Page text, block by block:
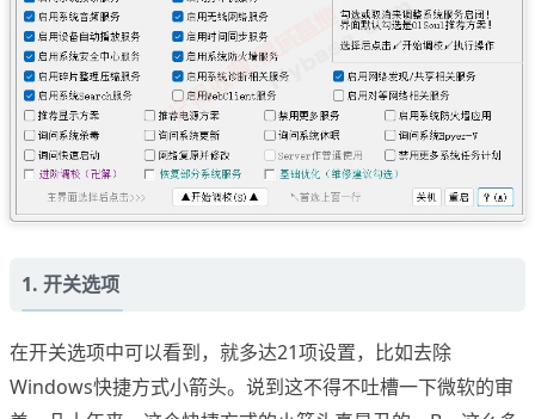
1. 开关选项
在开关选项中可以看到，就多达21项设置，比如去除
Windows快捷方式小箭头。说到这不得不吐槽一下微软的审